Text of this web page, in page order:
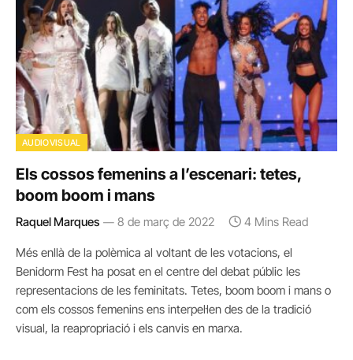
AUDIOVISUAL
Els cossos femenins a l’escenari: tetes,
boom boom i mans
Raquel Marques 8 de març de 2022 4 Mins Read
Més enllà de la polèmica al voltant de les votacions, el
Benidorm Fest ha posat en el centre del debat públic les
representacions de les feminitats. Tetes, boom boom i mans o
com els cossos femenins ens interpel·len des de la tradició
visual, la reapropriació i els canvis en marxa.